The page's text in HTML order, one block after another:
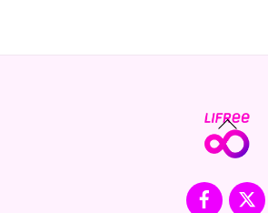
Back
To
Facebook
X